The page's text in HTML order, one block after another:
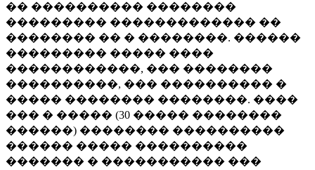
�� ���������� ��������
��������� ������������� ��
�������� �� � ��������. ������
��������� ����� ����
������������, ��� ��������
����������, ��� ���������� �
����� �������� ��������. ����
��� � ����� (30 ����� ��������
������) �������� ����������
������ ����� ����������
������� � ����������� ���